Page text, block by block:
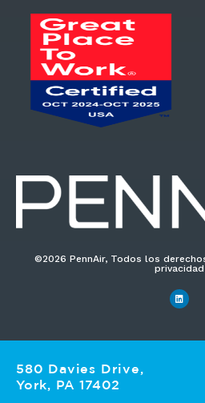
©2026 PennAir, Todos los
privacidad
580 Davies Drive,
York, PA 17402